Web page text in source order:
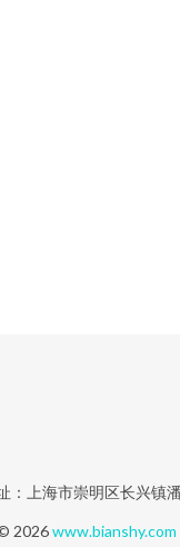
：上海市崇明区长兴镇
2026www.bianshy.com